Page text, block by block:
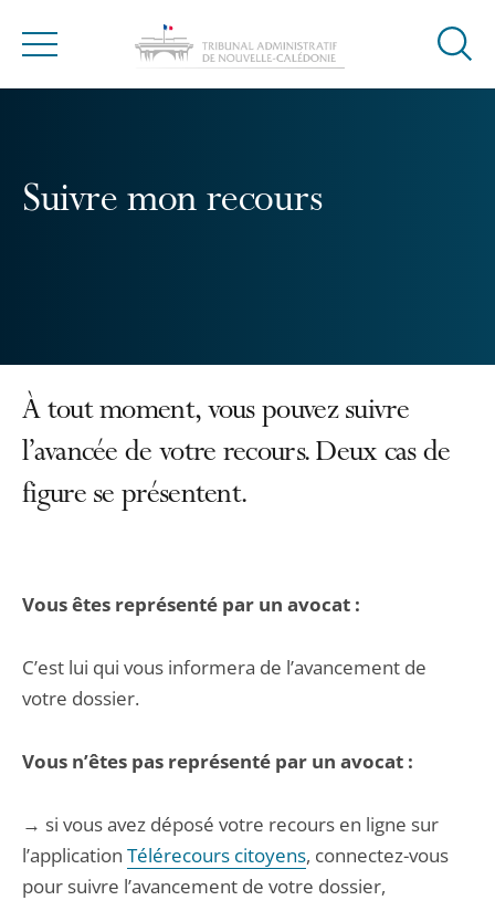
Menu
Ouvrir
Suivre mon recours
À tout moment, vous pouvez suivre
l’avancée de votre recours. Deux cas de
figure se présentent.
Vous êtes représenté par un avocat :
C’est lui qui vous informera de l’avancement de
votre dossier.
Vous n’êtes pas représenté par un avocat :
→ si vous avez déposé votre recours en ligne sur
l’application Télérecours citoyens, connectez-vous
pour suivre l’avancement de votre dossier,